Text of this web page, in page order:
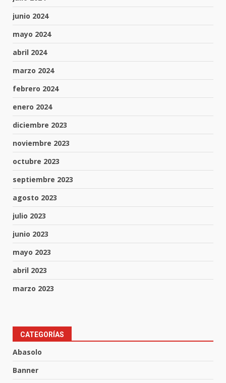
junio 2024
mayo 2024
abril 2024
marzo 2024
febrero 2024
enero 2024
diciembre 2023
noviembre 2023
octubre 2023
septiembre 2023
agosto 2023
julio 2023
junio 2023
mayo 2023
abril 2023
marzo 2023
CATEGORÍAS
Abasolo
Banner
3